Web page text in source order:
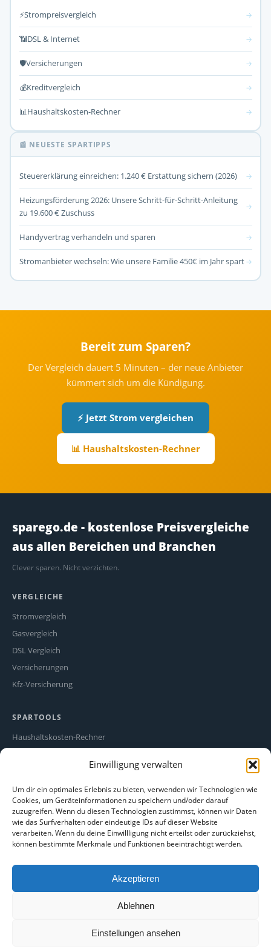
Einwilligung verwalten
Um dir ein optimales Erlebnis zu bieten, verwenden wir Technologien wie
Cookies, um Geräteinformationen zu speichern und/oder darauf
zuzugreifen. Wenn du diesen Technologien zustimmst, können wir Daten
wie das Surfverhalten oder eindeutige IDs auf dieser Website
verarbeiten. Wenn du deine Einwillligung nicht erteilst oder zurückziehst,
können bestimmte Merkmale und Funktionen beeinträchtigt werden.
Akzeptieren
Ablehnen
Einstellungen ansehen
⚡Strompreisvergleich →
📶DSL & Internet →
🛡️Versicherungen →
💰Kreditvergleich →
📊 Haushaltskosten-Rechner →
📰 NEUESTE SPARTIPPS
Steuererklärung einreichen: 1.240 € Erstattung sichern (2026) →
Heizungsförderung 2026: Unsere Schritt-für-Schritt-Anleitung
zu 19.600 € Zuschuss
→
Handyvertrag verhandeln und sparen →
Stromanbieter wechseln: Wie unsere Familie 450€ im Jahr spart →
Bereit zum Sparen?
Der Vergleich dauert 5 Minuten – der neue Anbieter
kümmert sich um die Kündigung.
⚡ Jetzt Strom vergleichen
📊 Haushaltskosten-Rechner
sparego.de - kostenlose Preisvergleiche
aus allen Bereichen und Branchen
Clever sparen. Nicht verzichten.
VERGLEICHE
Stromvergleich
Gasvergleich
DSL Vergleich
Versicherungen
Kfz-Versicherung
SPARTOOLS
Haushaltskosten-Rechner
Alle Spartipps
RECHTLICHES
Impressum
Haftungsausschluss
© 2026 sparego.de – kostenlose Preisvergleiche aus allen Bereichen und